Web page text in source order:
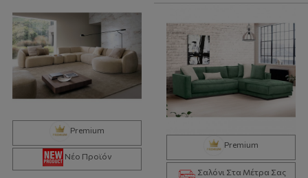
Premium
Νέο Προϊόν
Premium
Σαλόνι Στα Μέτρα Σας